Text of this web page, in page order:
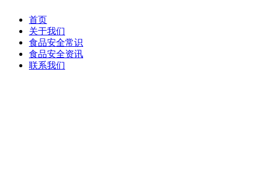
首页
关于我们
食品安全常识
食品安全资讯
联系我们